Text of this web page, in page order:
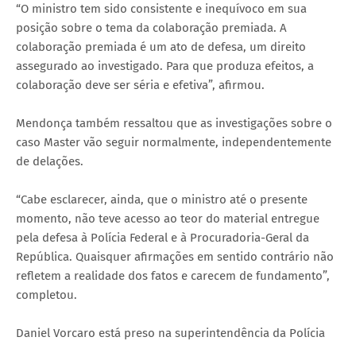
“O ministro tem sido consistente e inequívoco em sua
posição sobre o tema da colaboração premiada. A
colaboração premiada é um ato de defesa, um direito
assegurado ao investigado. Para que produza efeitos, a
colaboração deve ser séria e efetiva”, afirmou.
Mendonça também ressaltou que as investigações sobre o
caso Master vão seguir normalmente, independentemente
de delações.
“Cabe esclarecer, ainda, que o ministro até o presente
momento, não teve acesso ao teor do material entregue
pela defesa à Polícia Federal e à Procuradoria-Geral da
República. Quaisquer afirmações em sentido contrário não
refletem a realidade dos fatos e carecem de fundamento”,
completou.
Daniel Vorcaro está preso na superintendência da Polícia